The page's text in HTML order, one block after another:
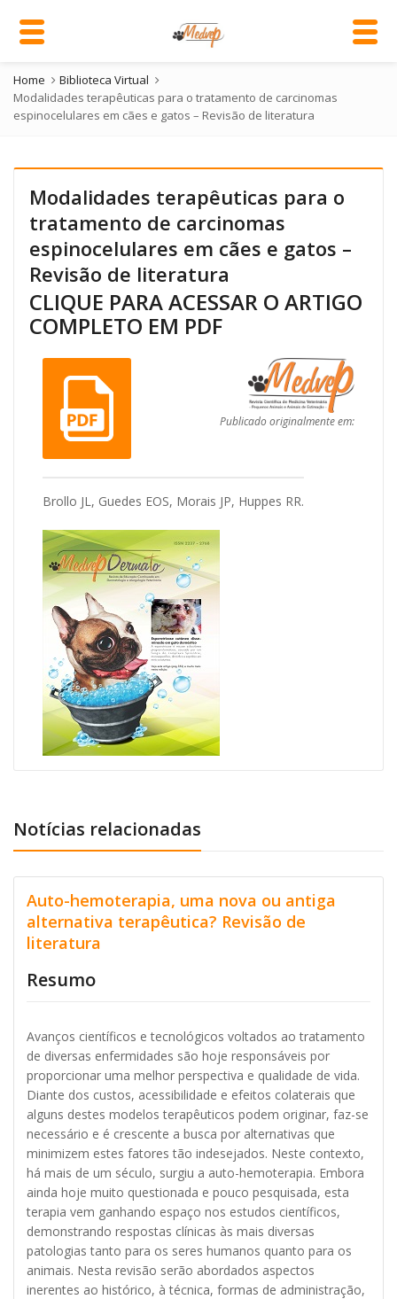
Home
Biblioteca Virtual
Modalidades terapêuticas para o tratamento de carcinomas
espinocelulares em cães e gatos – Revisão de literatura
Modalidades terapêuticas para o
tratamento de carcinomas
espinocelulares em cães e gatos –
Revisão de literatura
CLIQUE PARA ACESSAR O ARTIGO
COMPLETO EM PDF
Brollo JL, Guedes EOS, Morais JP, Huppes RR.
Publicado originalmente em:
Notícias relacionadas
Auto-hemoterapia, uma nova ou antiga
alternativa terapêutica? Revisão de
literatura
Resumo
Avanços científicos e tecnológicos voltados ao tratamento
de diversas enfermidades são hoje responsáveis por
proporcionar uma melhor perspectiva e qualidade de vida.
Diante dos custos, acessibilidade e efeitos colaterais que
alguns destes modelos terapêuticos podem originar, faz-se
necessário e é crescente a busca por alternativas que
minimizem estes fatores tão indesejados. Neste contexto,
há mais de um século, surgiu a auto-hemoterapia. Embora
ainda hoje muito questionada e pouco pesquisada, esta
terapia vem ganhando espaço nos estudos científicos,
demonstrando respostas clínicas às mais diversas
patologias tanto para os seres humanos quanto para os
animais. Nesta revisão serão abordados aspectos
inerentes ao histórico, à técnica, formas de administração,